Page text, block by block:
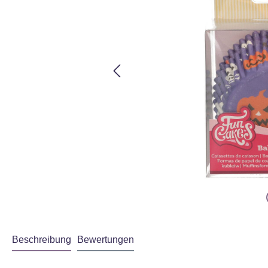
Beschreibung Bewertungen